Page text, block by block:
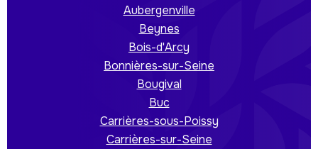
Aubergenville
Beynes
Bois-d'Arcy
Bonnières-sur-Seine
Bougival
Buc
Carrières-sous-Poissy
Carrières-sur-Seine